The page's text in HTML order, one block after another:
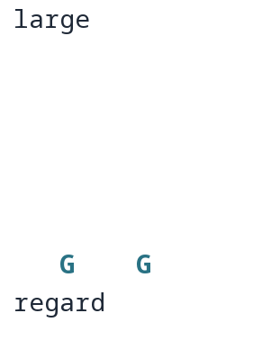
large
large
reg
G
ard
G
regard